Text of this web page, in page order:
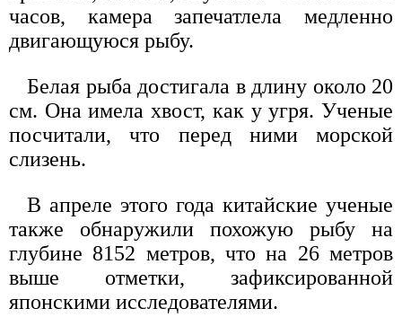
часов, камера запечатлела медленно
двигающуюся рыбу.
Белая рыба достигала в длину около 20
см. Она имела хвост, как у угря. Ученые
посчитали, что перед ними морской
слизень.
В апреле этого года китайские ученые
также обнаружили похожую рыбу на
глубине 8152 метров, что на 26 метров
выше отметки, зафиксированной
японскими исследователями.